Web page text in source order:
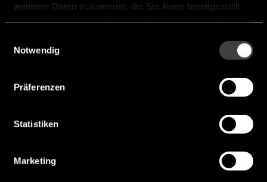
weiteren Daten zusammen, die Sie ihnen bereitgestellt
Notwendig
Präferenzen
Statistiken
Marketing
Width [mm]:1,5 mm
Frequency: